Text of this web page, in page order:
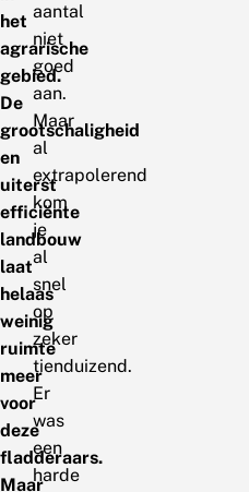
het
agrarische
gebied.
De
grootschaligheid
en
uiterst
efficiënte
landbouw
laat
helaas
weinig
ruimte
meer
voor
deze
fladderaars.
Maar
aantal
niet
goed
aan.
Maar
al
extrapolerend
kom
je
al
snel
op
zeker
tienduizend.
Er
was
een
harde